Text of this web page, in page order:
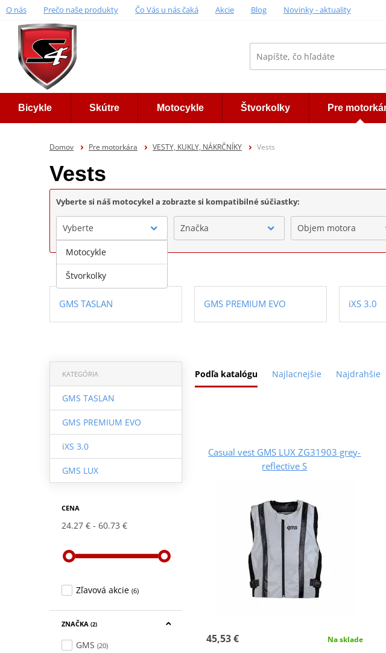
O nás Prečo naše produkty Čo Vás u nás čaká Akcie Blog Novinky - aktuality
Bicykle Skútre Motocykle Štvorkolky Pre
Domov Pre motorkára VESTY, KUKLY, NÁKRČNÍKY Vests
Vests
Vyberte si náš motocykel a zobrazte si kompatibilné súčiastky:
Vyberte Značka Objem motora
GMS TASLAN GMS PREMIUM EVO iXS 3.0
Podľa katalógu Najlacnejšie Najdrahšie
KATEGÓRIA
GMS TASLAN
GMS PREMIUM EVO
iXS 3.0
GMS LUX
CENA
24.27 € 60.73 €
Zľavová akcie (6)
ZNAČKA (2)
GMS (20)
Casual vest GMS LUX ZG31903 grey-
reflective S
45,53 € Na sklade
Motocykle
Štvorkolky